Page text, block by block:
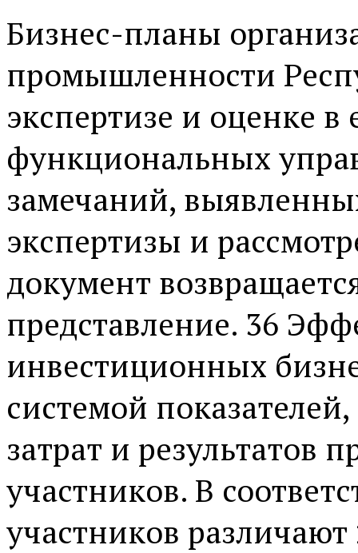
Бизнес-планы
промышленности
экспертизе и оценке в
функциональных
замечаний,
экспертизы и
документ
представление. 36
инвестиционных
системой
затрат и результатов
участников. В
участников различают